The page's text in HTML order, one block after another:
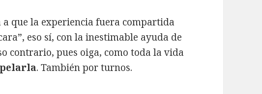
que la experiencia fuera compartida
eso sí, con la inestimable ayuda de
contrario, pues oiga, como toda la vida
. También por turnos.